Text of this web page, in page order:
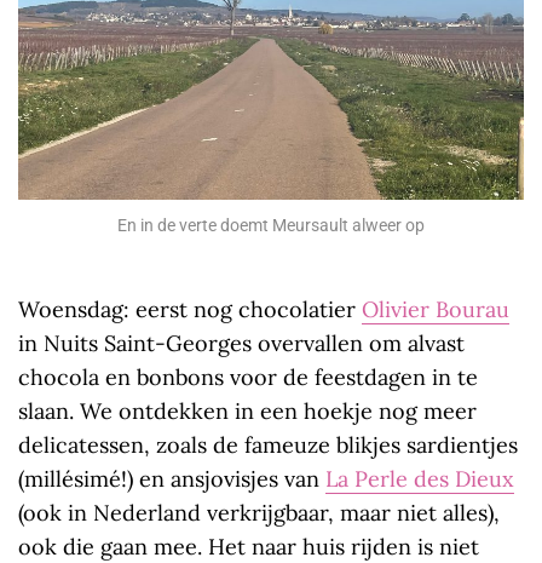
En in de verte doemt Meursault alweer op
Woensdag: eerst nog chocolatier Olivier Bourau
in Nuits Saint-Georges overvallen om alvast
chocola en bonbons voor de feestdagen in te
slaan. We ontdekken in een hoekje nog meer
delicatessen, zoals de fameuze blikjes sardientjes
(millésimé!) en ansjovisjes van La Perle des Dieux
(ook in Nederland verkrijgbaar, maar niet alles),
ook die gaan mee. Het naar huis rijden is niet